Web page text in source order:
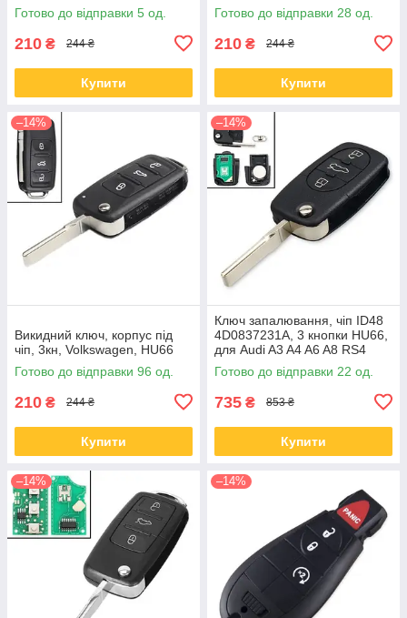
Готово до відправки 5 од.
210 ₴ 244 ₴
Купити
Готово до відправки 28 од.
210 ₴ 244 ₴
Купити
–14%
Викидний ключ, корпус під
чіп, 3кн, Volkswagen, HU66
Готово до відправки 96 од.
210 ₴ 244 ₴
Купити
–14%
Ключ запалювання, чіп ID48
4D0837231A, 3 кнопки HU66,
для Audi A3 A4 A6 A8 RS4
Готово до відправки 22 од.
735 ₴ 853 ₴
Купити
–14% –14%